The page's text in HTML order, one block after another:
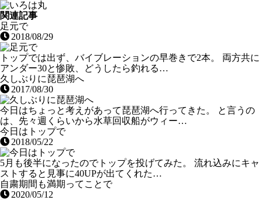
関連記事
足元で
2018/08/29
トップでは出ず、バイブレーションの早巻きで2本。 両方共に
アンダー30と惨敗、どうしたら釣れる…
久しぶりに琵琶湖へ
2017/08/30
今日はちょっと考えがあって琵琶湖へ行ってきた。 と言うの
は、先々週くらいから水草回収船がウィー…
今日はトップで
2018/05/22
5月も後半になったのでトップを投げてみた。 流れ込みにキャ
ストすると見事に40UPが出てくれた…
自粛期間も満期ってことで
2020/05/12